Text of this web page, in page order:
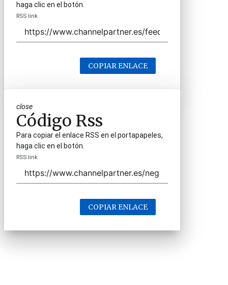
haga clic en el botón.
RSS link
COPIAR ENLACE
close
Código Rss
Para copiar el enlace RSS en el portapapeles,
haga clic en el botón.
RSS link
COPIAR ENLACE